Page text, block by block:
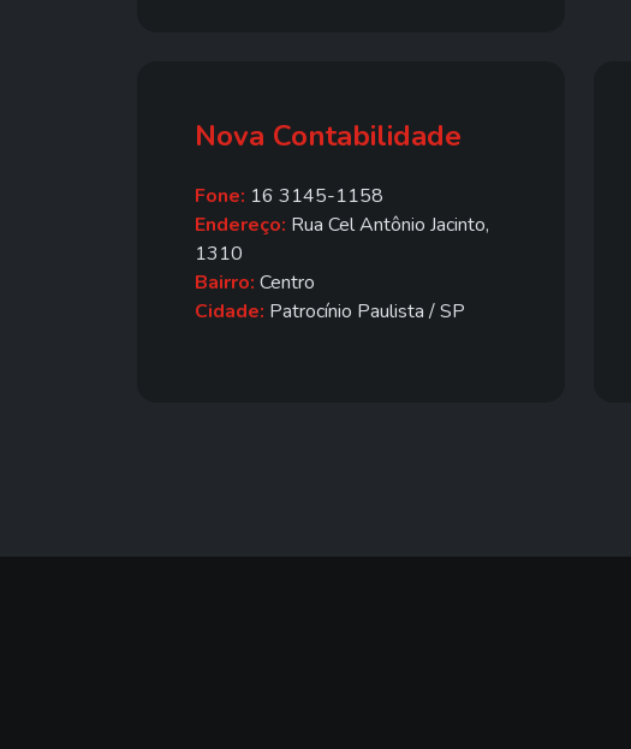
Nova Contabilidade
Fone: 16 3145-1158
Endereço: Rua Cel Antônio Jacinto,
1310
Bairro: Centro
Cidade: Patrocínio Paulista / SP